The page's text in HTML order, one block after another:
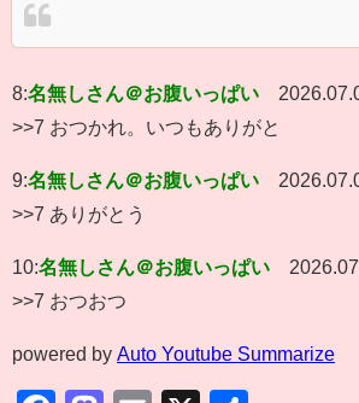
8:名無しさん＠お腹いっぱい
>>7 おつかれ。いつもありがと
9:名無しさん＠お腹いっぱい
>>7 ありがとう
10:名無しさん＠お腹いっぱい
>>7 おつおつ
powered by Auto Youtube Summarize